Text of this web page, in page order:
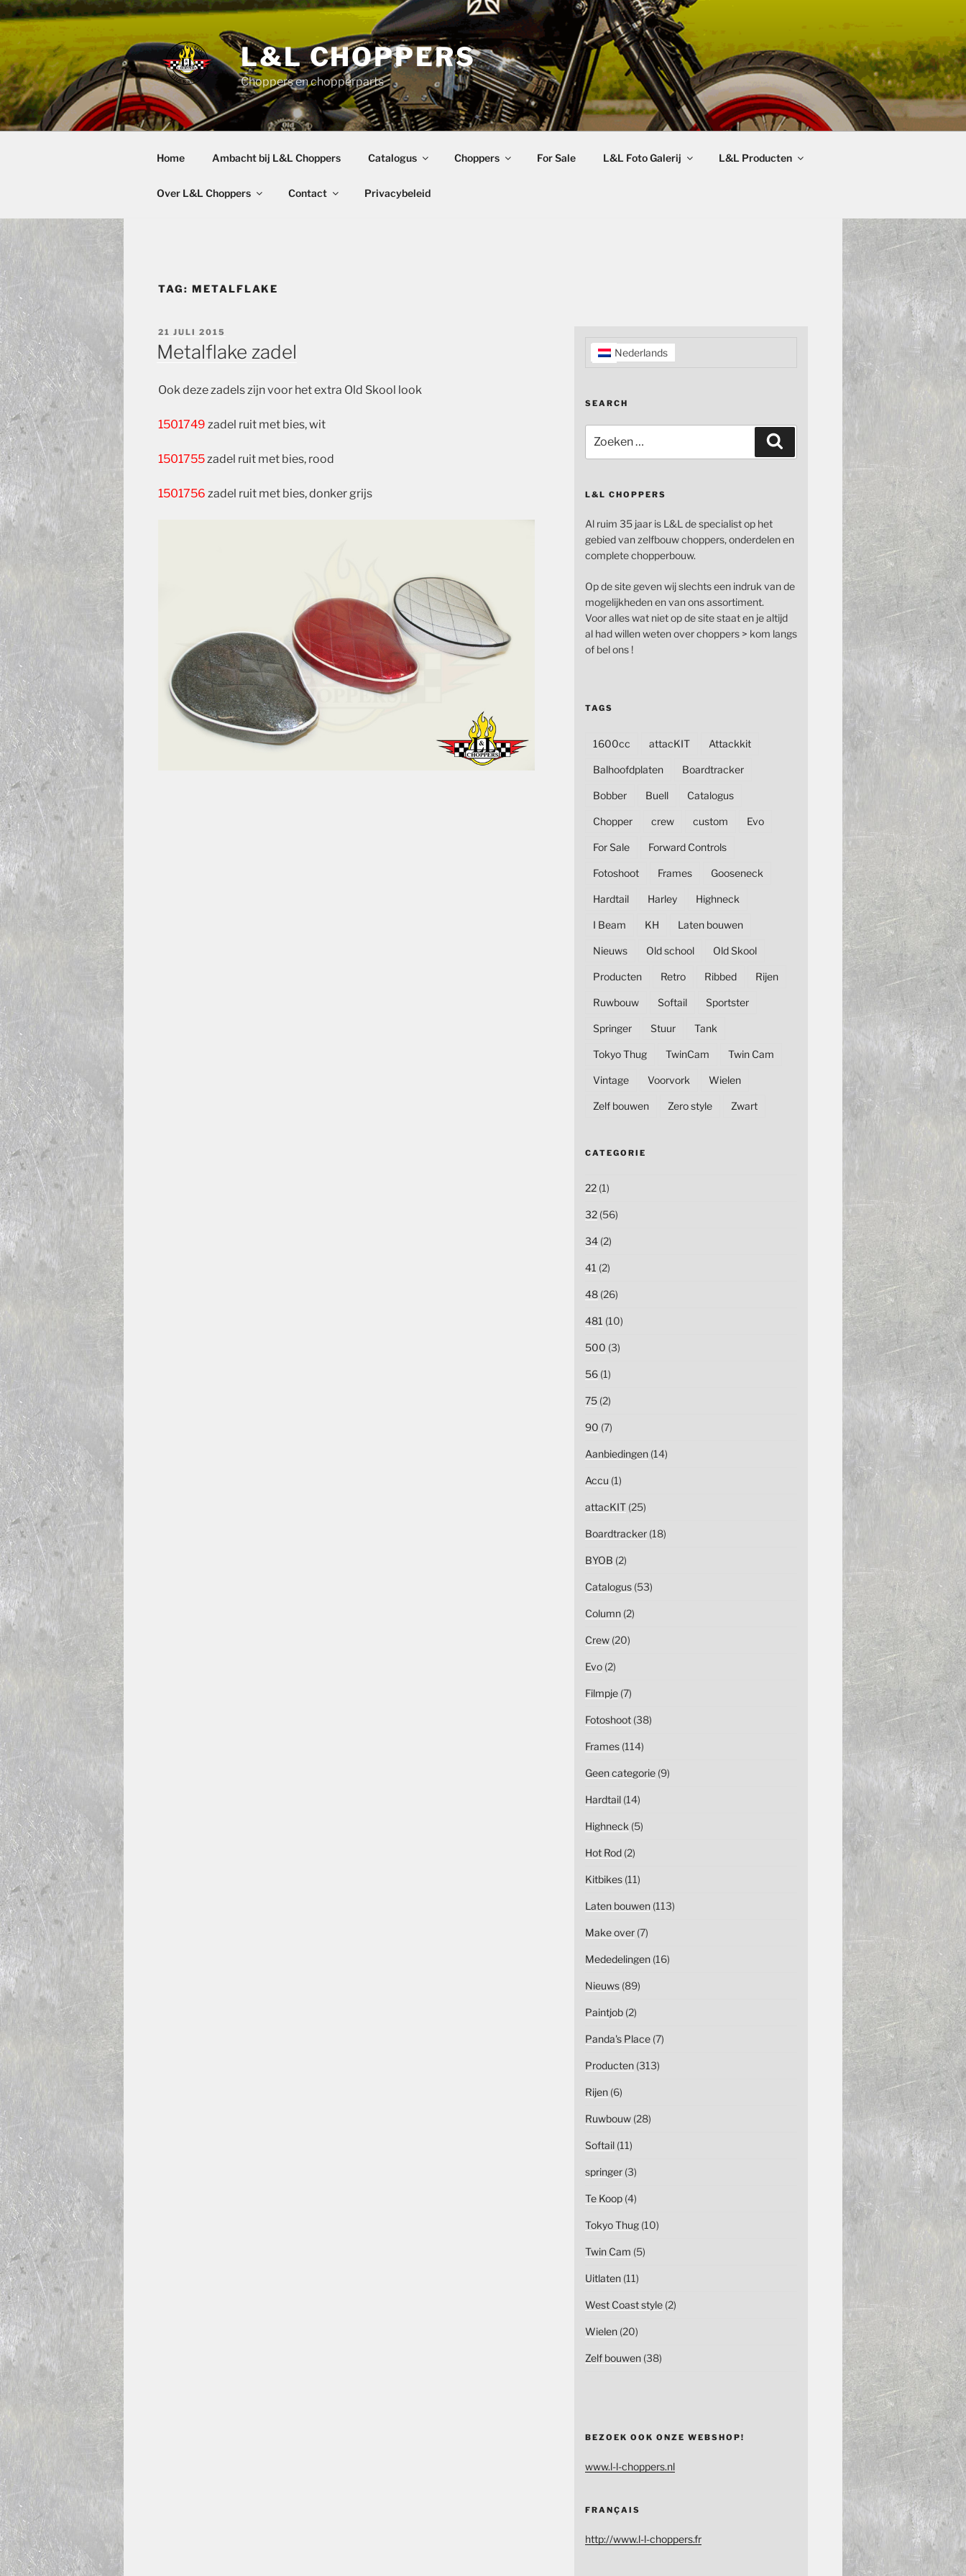
Ga
naar
inhoud
L&L CHOPPERS
Choppers en chopperparts
Home Ambacht bij L&L Choppers Catalogus Choppers For Sale L&L Foto Galerij L&L Producten
Over L&L Choppers Contact Privacybeleid
TAG: METALFLAKE
GEPLAATST
OP
21 JULI 2015
Metalflake zadel
Ook deze zadels zijn voor het extra Old Skool look
1501749 zadel ruit met bies, wit
1501755 zadel ruit met bies, rood
1501756 zadel ruit met bies, donker grijs
Nederlands
SEARCH
naar:
L&L CHOPPERS
Al ruim 35 jaar is L&L de specialist op het
gebied van zelfbouw choppers, onderdelen en
complete chopperbouw.
Op de site geven wij slechts een indruk van de
mogelijkheden en van ons assortiment.
Voor alles wat niet op de site staat en je altijd
al had willen weten over choppers > kom langs
of bel ons !
TAGS
1600cc attacKIT Attackkit
Balhoofdplaten Boardtracker
Bobber Buell Catalogus
Chopper crew custom Evo
For Sale Forward Controls
Fotoshoot Frames Gooseneck
Hardtail Harley Highneck
I Beam KH Laten bouwen
Nieuws Old school Old Skool
Producten Retro Ribbed Rijen
Ruwbouw Softail Sportster
Springer Stuur Tank
Tokyo Thug TwinCam Twin Cam
Vintage Voorvork Wielen
Zelf bouwen Zero style Zwart
CATEGORIE
22(1)
32(56)
34(2)
41 (2)
48(26)
481 (10)
500 (3)
56(1)
75(2)
90 (7)
Aanbiedingen(14)
Accu (1)
attacKIT(25)
Boardtracker(18)
BYOB (2)
Catalogus(53)
Column(2)
Crew(20)
Evo(2)
Filmpje(7)
Fotoshoot(38)
Frames(114)
Geen categorie(9)
Hardtail(14)
Highneck (5)
Hot Rod(2)
Kitbikes(11)
Laten bouwen(113)
Make over(7)
Mededelingen(16)
Nieuws(89)
Paintjob(2)
Panda's Place(7)
Producten(313)
Rijen(6)
Ruwbouw(28)
Softail(11)
springer(3)
Te Koop(4)
Tokyo Thug(10)
Twin Cam (5)
Uitlaten(11)
West Coast style(2)
Wielen(20)
Zelf bouwen(38)
BEZOEK OOK ONZE WEBSHOP!
www.l-l-choppers.nl
FRANÇAIS
http://www.l-l-choppers.fr